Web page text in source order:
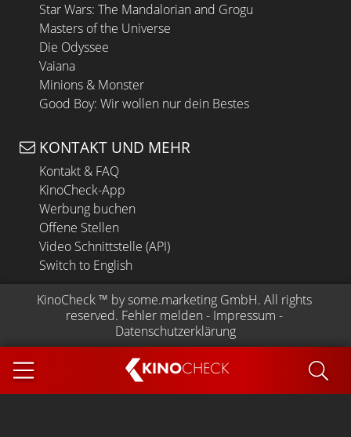
KINOCHECK
Star Wars: The Mandalorian and Grogu
Masters of the Universe
Die Odyssee
Vaiana
Minions & Monster
Good Boy: Wir wollen nur dein Bestes
KONTAKT UND MEHR
Kontakt & FAQ
KinoCheck-App
Werbung buchen
Offene Stellen
Video Schnittstelle (API)
Switch to English
KinoCheck ™ by some.marketing GmbH. All rights
reserved. Fehler melden - Impressum -
Datenschutzerklärung